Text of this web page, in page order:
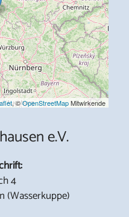
, ©OpenStreetMapMitwirkende
e.V.
4
(Wasserkuppe)